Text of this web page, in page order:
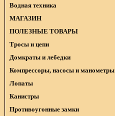
Водная техника
МАГАЗИН
ПОЛЕЗНЫЕ ТОВАРЫ
Тросы и цепи
Домкраты и лебедки
Компрессоры, насосы и манометры
Лопаты
Канистры
Противоугонные замки